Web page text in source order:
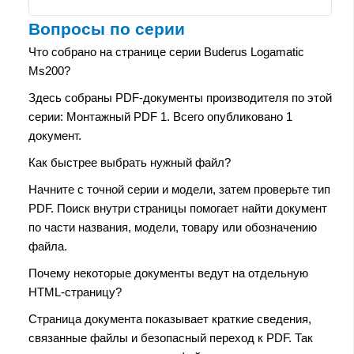
Вопросы по серии
Что собрано на странице серии Buderus Logamatic
Ms200?
Здесь собраны PDF-документы производителя по этой
серии: Монтажный PDF 1. Всего опубликовано 1
документ.
Как быстрее выбрать нужный файл?
Начните с точной серии и модели, затем проверьте тип
PDF. Поиск внутри страницы помогает найти документ
по части названия, модели, товару или обозначению
файла.
Почему некоторые документы ведут на отдельную
HTML-страницу?
Страница документа показывает краткие сведения,
связанные файлы и безопасный переход к PDF. Так